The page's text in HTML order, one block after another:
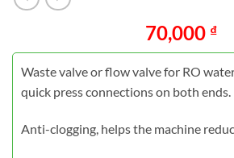
70,000 ₫
Waste valve or flow valve for RO
quick press connections on both ends.
Anti-clogging, helps the machine